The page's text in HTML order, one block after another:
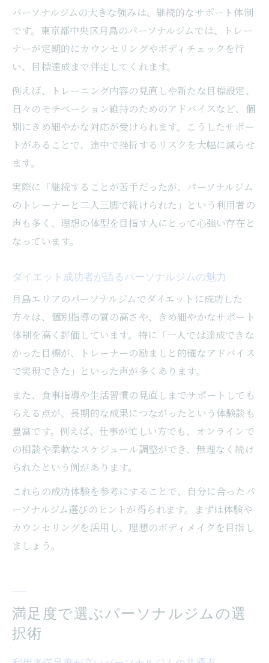
パーソナルジムの大きな強みは、継続的なサポート体制
です。東京都中央区月島のパーソナルジムでは、トレー
ナーが定期的にカウンセリングやボディチェックを行
い、目標達成まで伴走してくれます。
例えば、トレーニング内容の見直しや新たな目標設定、
日々のモチベーション維持のためのアドバイスなど、個
別にきめ細やかな対応が受けられます。こうしたサポー
トがあることで、途中で挫折するリスクを大幅に減らせ
ます。
実際に「継続することが苦手だったが、パーソナルジム
のトレーナーと二人三脚で続けられた」という利用者の
声も多く、理想の体型を目指す人にとって心強い存在と
なっています。
ダイエット成功者が語るパーソナルジムの魅力
月島エリアのパーソナルジムでダイエットに成功した
方々は、個別指導の質の高さや、きめ細やかなサポート
体制を高く評価しています。特に「一人では達成できな
かった目標が、トレーナーの励ましと的確なアドバイス
で実現できた」といった声が多くあります。
また、食事指導や生活習慣の見直しまでサポートしても
らえる点が、長期的な成果につながったという体験談も
豊富です。例えば、仕事が忙しい方でも、オンラインで
の相談や柔軟なスケジュール調整ができ、無理なく続け
られたという例があります。
これらの成功体験を参考にすることで、自分に合ったパ
ーソナルジム選びのヒントが得られます。まずは体験や
カウンセリングを活用し、理想のボディメイクを目指し
ましょう。
満足度で選ぶパーソナルジムの選
択術